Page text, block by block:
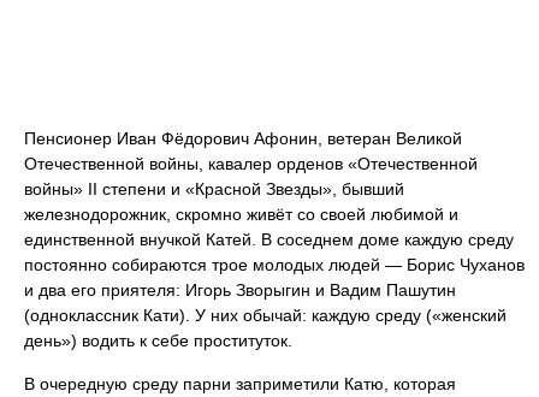
Пенсионер Иван Фёдорович Афонин, ветеран Великой
Отечественной войны, кавалер орденов «Отечественной
войны» II степени и «Красной Звезды», бывший
железнодорожник, скромно живёт со своей любимой и
единственной внучкой Катей. В соседнем доме каждую среду
постоянно собираются трое молодых людей — Борис Чуханов
и два его приятеля: Игорь Зворыгин и Вадим Пашутин
(одноклассник Кати). У них обычай: каждую среду («женский
день») водить к себе проституток.
В очередную среду парни заприметили Катю, которая